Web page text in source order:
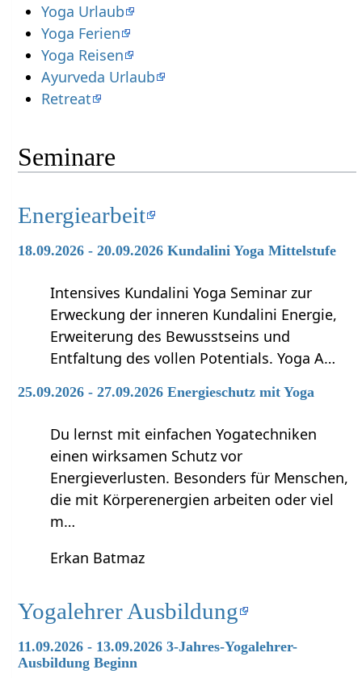
Yoga Urlaub
Yoga Ferien
Yoga Reisen
Ayurveda Urlaub
Retreat
Seminare
Energiearbeit
18.09.2026 - 20.09.2026 Kundalini Yoga Mittelstufe
Intensives Kundalini Yoga Seminar zur
Erweckung der inneren Kundalini Energie,
Erweiterung des Bewusstseins und
Entfaltung des vollen Potentials. Yoga A…
25.09.2026 - 27.09.2026 Energieschutz mit Yoga
Du lernst mit einfachen Yogatechniken
einen wirksamen Schutz vor
Energieverlusten. Besonders für Menschen,
die mit Körperenergien arbeiten oder viel
m…
Erkan Batmaz
Yogalehrer Ausbildung
11.09.2026 - 13.09.2026 3-Jahres-Yogalehrer-
Ausbildung Beginn